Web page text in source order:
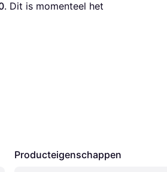
. Dit is momenteel het
Producteigenschappen